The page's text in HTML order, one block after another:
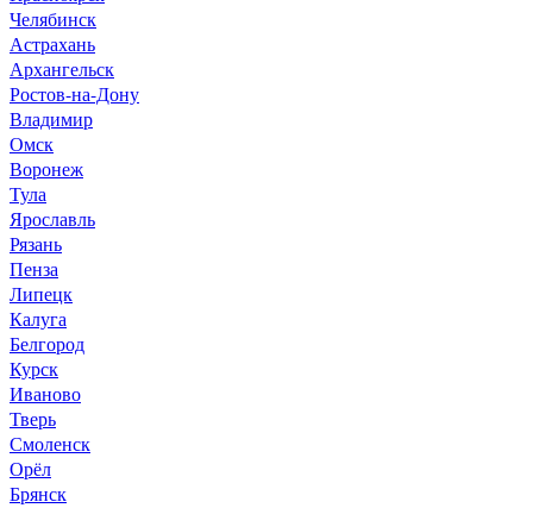
Челябинск
Астрахань
Архангельск
Ростов-на-Дону
Владимир
Омск
Воронеж
Тула
Ярославль
Рязань
Пенза
Липецк
Калуга
Белгород
Курск
Иваново
Тверь
Смоленск
Орёл
Брянск